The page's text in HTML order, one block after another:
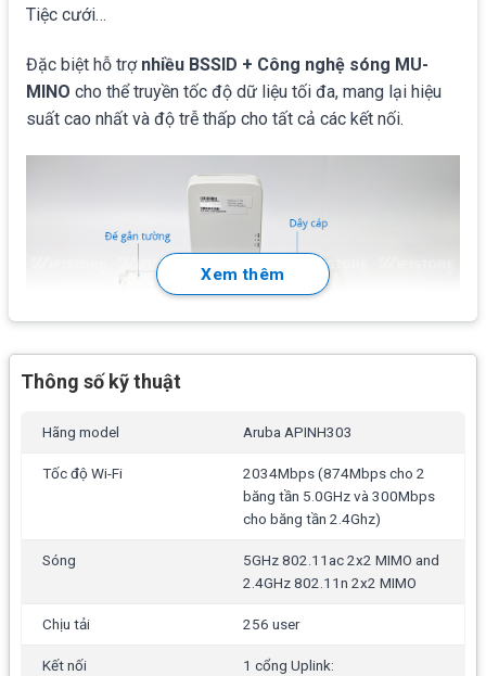
Tiệc cưới…
Đặc biệt hỗ trợ nhiều BSSID + Công nghệ sóng MU-
MINO cho thể truyền tốc độ dữ liệu tối đa, mang lại hiệu
suất cao nhất và độ trễ thấp cho tất cả các kết nối.
Hỗ trợ công nghệ 802.11ax
thông và tốc độ cho các thiết bị kết nối không dây (
tăng 30% so với Wave 1.0)
11; 802.11a/g: 6, 9, 12, 18, 24, 36, 48, 54; 802.11n
(2.4GHz): 6.5 to 300 (MCS0 to MCS15); 802.11n
(5GHz): 6.5 to 450 (MCS0 to MCS23); 802.11ac: 6.5 to
Xem thêm
Thông số kỹ thuật
Hãng model Aruba APINH303
Tốc độ Wi-Fi
2034Mbps (874Mbps cho 2
băng tần 5.0GHz và 300Mbps
cho băng tần 2.4Ghz)
Sóng
5GHz 802.11ac 2x2 MIMO and
2.4GHz 802.11n 2x2 MIMO
Chịu tải 256 user
Kết nối
1 cổng Uplink: